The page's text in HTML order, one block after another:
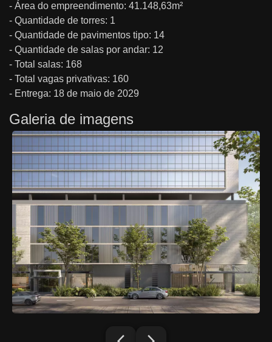
- Área do empreendimento: 41.148,63m²
- Quantidade de torres: 1
- Quantidade de pavimentos tipo: 14
- Quantidade de salas por andar: 12
- Total salas: 168
- Total vagas privativas: 160
- Entrega: 18 de maio de 2029
Galeria de imagens